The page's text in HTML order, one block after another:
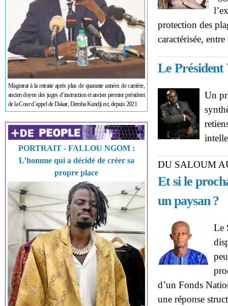
Magistrat à la retraite après plus de quarante années de carrière,
ancien doyen des juges d’instruction et ancien premier président
de la Cour d’appel de Dakar, Demba Kandji est, depuis 2021
PORTRAIT - FALLOU NGOM :
L’homme qui a décidé de créer sa
propre place
protection des
caractérisée,
Le Président
Un
DU SALOUM
Et si le
un paysan ?
Le
d’un Fonds
une réponse